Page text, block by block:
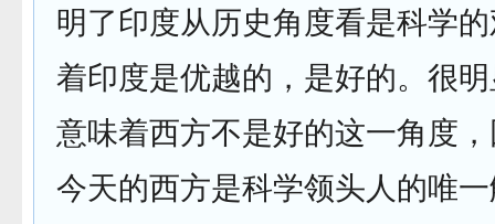
明了印度从历史角度看是科学
着印度是优越的，是好的。很
意味着西方不是好的这一角度
今天的西方是科学领头人的唯